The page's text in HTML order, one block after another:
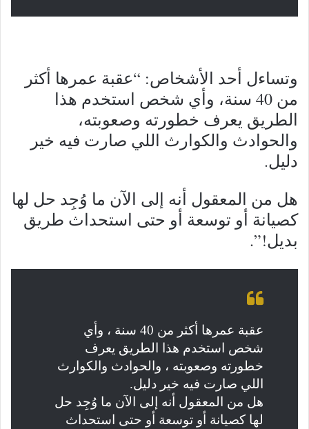
وتساءل أحد الأشخاص: “عقبة عمرها أكثر
من 40 سنة، وأي شخص استخدم هذا
الطريق يعرف خطورته وصعوبته،
والحوادث والكوارث اللي صارت فيه خير
دليل.
هل من المعقول أنه إلى الآن ما وُجِد حل لها
كصيانة أو توسعة أو حتى استحداث طريق
بديل!”.
عقبة عمرها أكثر من 40 سنة ، وأي
شخص استخدم هذا الطريق يعرف
خطورته وصعوبته ، والحوادث والكوارث
اللي صارت فيه خير دليل.
هل من المعقول أنه إلى الآن ما وُجِد حل
لها كصيانة أو توسعة أو حتى استحداث